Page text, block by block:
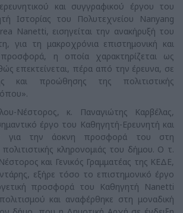
και συγγραφικού έργου του
Ιστορίας του Πολυτεχνείου Nanyang
Nanetti, εισηγείται την ανακήρυξή του
για τη μακροχρόνια επιστημονική και
προσφορά, η οποία χαρακτηρίζεται ως
επεκτείνεται, πέρα από την έρευνα, σε
και προώθησης της πολιτιστικής
Νέστορος, κ. Παναγιώτης Καρβέλας,
έργο του Καθηγητή-Ερευνητή και
για την άοκνη προσφορά του στη
κληρονομιάς του δήμου. Ο τ.
και Γενικός Γραμματέας της ΚΕΔΕ,
εξήρε τόσο το επιστημονικό έργο
προσφορά του Καθηγητή Nanetti
και αναφέρθηκε στη μοναδική